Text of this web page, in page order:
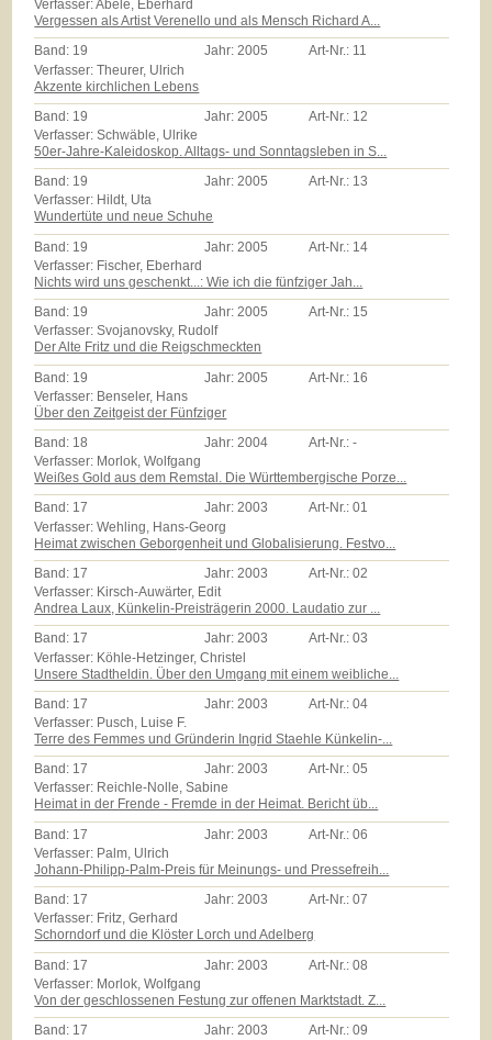
Verfasser: Abele, Eberhard
Vergessen als Artist Verenello und als Mensch Richard A...
Band: 19 Jahr:2005 Art-Nr.: 11
Verfasser: Theurer, Ulrich
Akzente kirchlichen Lebens
Band: 19 Jahr:2005 Art-Nr.: 12
Verfasser: Schwäble, Ulrike
50er-Jahre-Kaleidoskop. Alltags- und Sonntagsleben in S...
Band: 19 Jahr:2005 Art-Nr.: 13
Verfasser: Hildt, Uta
Wundertüte und neue Schuhe
Band: 19 Jahr: 2005 Art-Nr.: 14
Verfasser: Fischer, Eberhard
Nichts wird uns geschenkt...: Wie ich die fünfziger Jah...
Band: 19 Jahr:2005 Art-Nr.: 15
Verfasser: Svojanovsky, Rudolf
Der Alte Fritz und die Reigschmeckten
Band: 19 Jahr: 2005 Art-Nr.: 16
Verfasser: Benseler, Hans
Über den Zeitgeist der Fünfziger
Band: 18 Jahr:2004 Art-Nr.:-
Verfasser: Morlok, Wolfgang
Weißes Gold aus dem Remstal. Die Württembergische Porze...
Band: 17 Jahr:2003 Art-Nr.:01
Verfasser: Wehling, Hans-Georg
Heimat zwischen Geborgenheit und Globalisierung. Festvo...
Band: 17 Jahr:2003 Art-Nr.:02
Verfasser: Kirsch-Auwärter, Edit
Andrea Laux, Künkelin-Preisträgerin 2000. Laudatio zur ...
Band: 17 Jahr:2003 Art-Nr.:03
Verfasser: Köhle-Hetzinger, Christel
Unsere Stadtheldin. Über den Umgang mit einem weibliche...
Band: 17 Jahr: 2003 Art-Nr.:04
Verfasser: Pusch, Luise F.
Terre des Femmes und Gründerin Ingrid Staehle Künkelin-...
Band: 17 Jahr:2003 Art-Nr.:05
Verfasser: Reichle-Nolle, Sabine
Heimat in der Frende - Fremde in der Heimat. Bericht üb...
Band: 17 Jahr: 2003 Art-Nr.:06
Verfasser: Palm, Ulrich
Johann-Philipp-Palm-Preis für Meinungs- und Pressefreih...
Band: 17 Jahr:2003 Art-Nr.:07
Verfasser: Fritz, Gerhard
Schorndorf und die Klöster Lorch und Adelberg
Band: 17 Jahr: 2003 Art-Nr.:08
Verfasser: Morlok, Wolfgang
Von der geschlossenen Festung zur offenen Marktstadt. Z...
Band: 17 Jahr:2003 Art-Nr.:09